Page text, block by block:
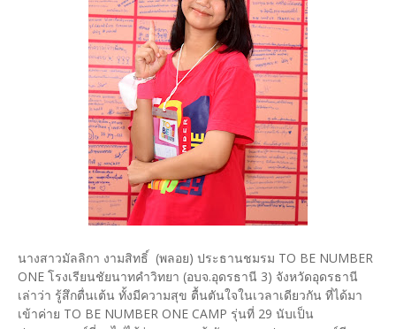
นางสาวมัลลิกา งามสิทธิ์ (พลอย) ประธานชมรม TO BE NUMBER
ONE โรงเรียนชัยนาทคำวิทยา (อบจ.อุดรธานี 3) จังหวัดอุดรธานี
เล่าว่า รู้สึกตื่นเต้น ทั้งมีความสุข ตื้นตันใจในเวลาเดียวกัน ที่ได้มา
เข้าค่าย TO BE NUMBER ONE CAMP รุ่นที่ 29 นับเป็น